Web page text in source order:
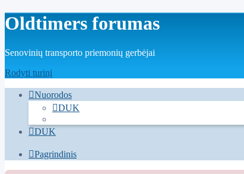
Oldtimers forumas
Senovinių transporto priemonių gerbėjai
Rodyti turinį
Nuorodos
DUK
DUK
Pagrindinis